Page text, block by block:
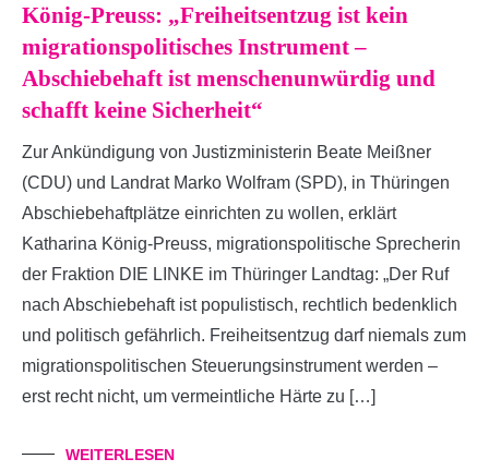
König-Preuss: „Freiheitsentzug ist kein
migrationspolitisches Instrument –
Abschiebehaft ist menschenunwürdig und
schafft keine Sicherheit“
Zur Ankündigung von Justizministerin Beate Meißner
(CDU) und Landrat Marko Wolfram (SPD), in Thüringen
Abschiebehaftplätze einrichten zu wollen, erklärt
Katharina König-Preuss, migrationspolitische Sprecherin
der Fraktion DIE LINKE im Thüringer Landtag: „Der Ruf
nach Abschiebehaft ist populistisch, rechtlich bedenklich
und politisch gefährlich. Freiheitsentzug darf niemals zum
migrationspolitischen Steuerungsinstrument werden –
erst recht nicht, um vermeintliche Härte zu […]
WEITERLESEN